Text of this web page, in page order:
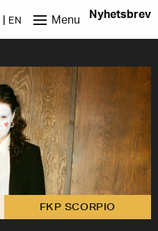
EN Menu Nyhetsbrev
FKP SCORPIO